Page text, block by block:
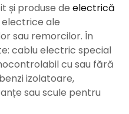
și produse de electrică
ale
sau remorcilor. În
cablu electric special
cu sau fără
izolatoare,
sau scule pentru